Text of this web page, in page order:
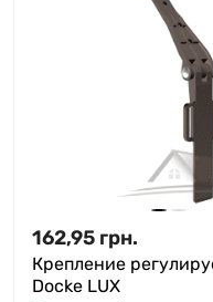
162,95 грн.
Крепление
Docke LUX